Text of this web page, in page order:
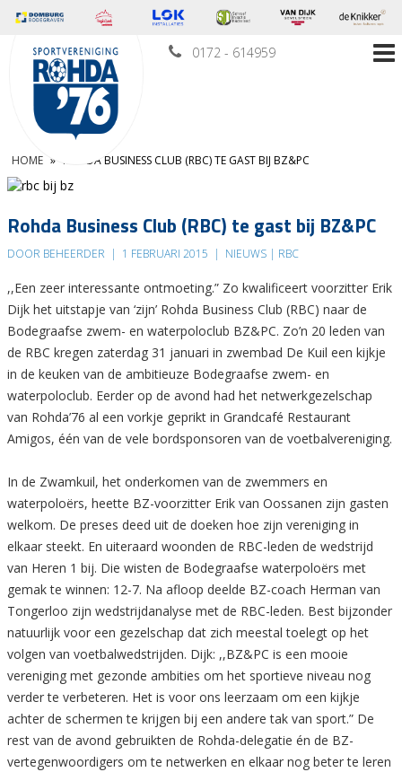
0172 - 614959
HOME » ROHDA BUSINESS CLUB (RBC) TE GAST BIJ BZ&PC
Rohda Business Club (RBC) te gast bij BZ&PC
DOOR BEHEERDER | 1 FEBRUARI 2015 | NIEUWS | RBC
,,Een zeer interessante ontmoeting.” Zo kwalificeert voorzitter Erik
Dijk het uitstapje van ‘zijn’ Rohda Business Club (RBC) naar de
Bodegraafse zwem- en waterpoloclub BZ&PC. Zo’n 20 leden van
de RBC kregen zaterdag 31 januari in zwembad De Kuil een kijkje
in de keuken van de ambitieuze Bodegraafse zwem- en
waterpoloclub. Eerder op de avond had het netwerkgezelschap
van Rohda’76 al een vorkje geprikt in Grandcafé Restaurant
Amigos, één van de vele bordsponsoren van de voetbalvereniging.
In de Zwamkuil, het onderkomen van de zwemmers en
waterpoloërs, heette BZ-voorzitter Erik van Oossanen zijn gasten
welkom. De preses deed uit de doeken hoe zijn vereniging in
elkaar steekt. En uiteraard woonden de RBC-leden de wedstrijd
van Heren 1 bij. Die wisten de Bodegraafse waterpoloërs met
gemak te winnen: 12-7. Na afloop deelde BZ-coach Herman van
Tongerloo zijn wedstrijdanalyse met de RBC-leden. Best bijzonder
natuurlijk voor een gezelschap dat zich meestal toelegt op het
volgen van voetbalwedstrijden. Dijk: ,,BZ&PC is een mooie
vereniging met gezonde ambities om het sportieve niveau nog
verder te verbeteren. Het is voor ons leerzaam om een kijkje
achter de schermen te krijgen bij een andere tak van sport.” De
rest van de avond gebruikten de Rohda-delegatie én de BZ-
vertegenwoordigers om te netwerken en elkaar nog beter te leren